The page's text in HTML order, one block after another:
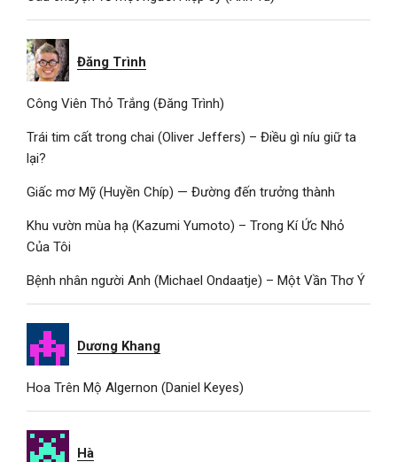
Đăng Trình
Công Viên Thỏ Trắng (Đăng Trình)
Trái tim cất trong chai (Oliver Jeffers) – Điều gì níu giữ ta
lại?
Giấc mơ Mỹ (Huyền Chíp) — Đường đến trưởng thành
Khu vườn mùa hạ (Kazumi Yumoto) – Trong Kí Ức Nhỏ
Của Tôi
Bệnh nhân người Anh (Michael Ondaatje) – Một Vần Thơ Ý
Dương Khang
Hoa Trên Mộ Algernon (Daniel Keyes)
Hà